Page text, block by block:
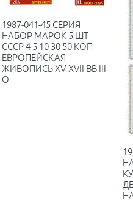
1987-041-45 СЕРИЯ
НАБОР МАРОК 5 ШТ
СССР 4 5 10 30 50 КОП
ЕВРОПЕЙСКАЯ
ЖИВОПИСЬ XV-XVII ВВ III
O